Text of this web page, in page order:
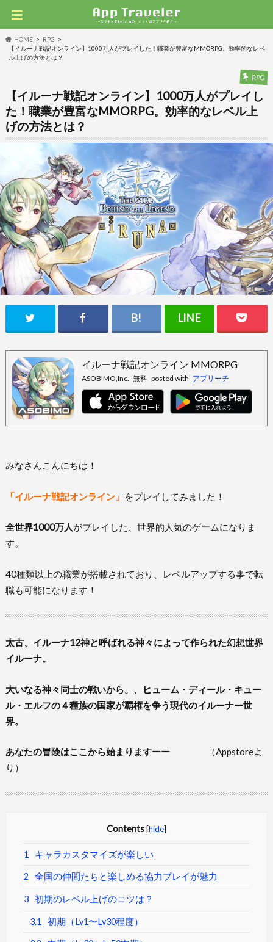
HOME
RPG
【イルーナ戦記オンライン】1000万人がプレイした！職業が豊富なMMORPG。効率的なレベ
ル上げの方法とは？
RPG
【イルーナ戦記オンライン】1000万人がプレイし
た！職業が豊富なMMORPG。効率的なレベル上
げの方法とは？
イルーナ戦記オンライン MMORPG
ASOBIMO,Inc. 無料 posted with アプリーチ
みなさんこんにちは！
「イルーナ戦記オンライン」 をプレイしてみました！
全世界1000万人がプレイした、世界的人気のゲームになりま
す。
40種類以上の職業が搭載されており、レベルアップする事で転
職も可能になります！
太古、イルーナ12神と呼ばれる神々によって作られた幻想世界
イルーナ。
大いなる神々同士の戦いから。、ヒューム・ディール・キュー
ル・エルフの４種族の国家が覇権を争う現代のイルーナー世
界。
あなたの冒険はここから始まりますーー
（Appstoreよ
り）
Contents [hide]
1 キャラカスタマイズが楽しい
2 全国の仲間たちと楽しめる協力プレイが魅力
3 初期のレベル上げのコツは？
3.1 初期（Lv1〜Lv30程度）